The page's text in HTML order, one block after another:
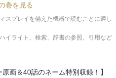
巻を見る
スプレイを備えた機器で読むことに適し
イライト、検索、辞書の参照、引用など
画＆40話のネーム特別収録！】